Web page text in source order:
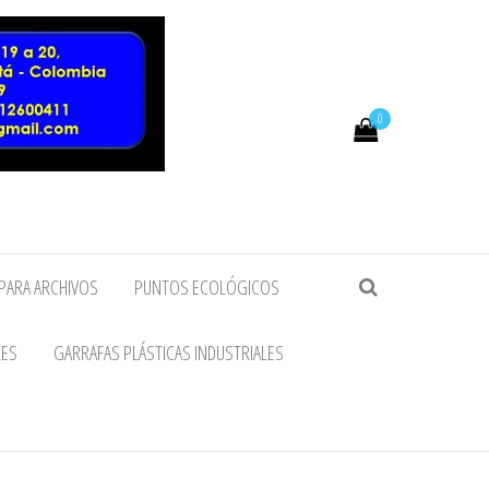
0
ARCHIVOS PUNTOS ECOLÓGICOS
GARRAFAS PLÁSTICAS INDUSTRIALES